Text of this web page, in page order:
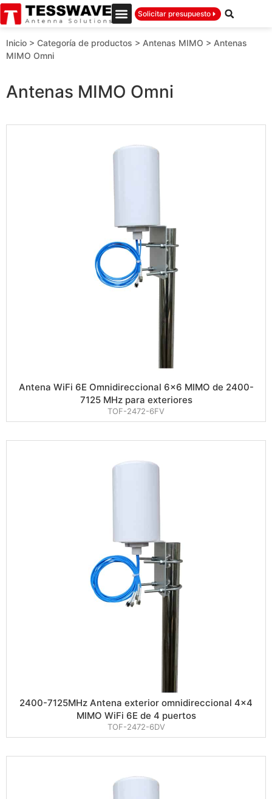
Solicitar presupuesto
Inicio > Categoría de productos > Antenas MIMO > Antenas
MIMO Omni
Antenas MIMO Omni
Antena WiFi 6E Omnidireccional 6×6 MIMO de 2400-
7125 MHz para exteriores
TOF-2472-6FV
2400-7125MHz Antena exterior omnidireccional 4×4
MIMO WiFi 6E de 4 puertos
TOF-2472-6DV